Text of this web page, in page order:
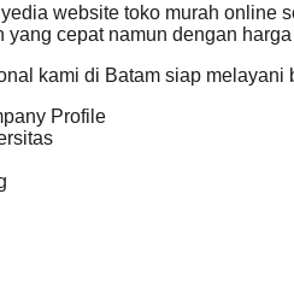
website toko murah
cepat namun dengan
kami di Batam siap
Profile